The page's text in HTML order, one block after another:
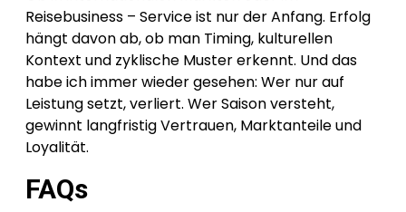
Reisebusiness – Service ist nur der Anfang. Erfolg
hängt davon ab, ob man Timing, kulturellen
Kontext und zyklische Muster erkennt. Und das
habe ich immer wieder gesehen: Wer nur auf
Leistung setzt, verliert. Wer Saison versteht,
gewinnt langfristig Vertrauen, Marktanteile und
Loyalität.
FAQs